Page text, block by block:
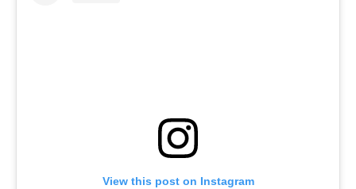
View this post on Instagram